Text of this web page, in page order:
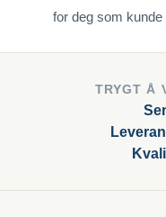
for deg som kunde
TRYGT Å